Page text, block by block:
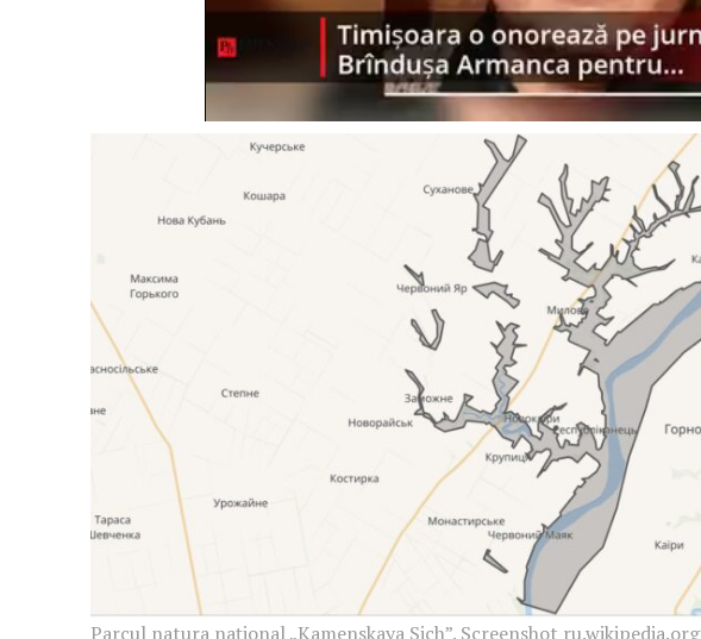
Un proiect
FREEDOM HOUSE
ROMÂNIA
Parcul natura național „Kamenskaya Sich”. Screenshot ru.wikipedia.org